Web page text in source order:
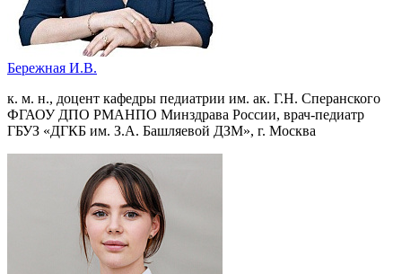
Бережная И.В.
к. м. н., доцент кафедры педиатрии им. ак. Г.Н. Сперанского
ФГАОУ ДПО РМАНПО Минздрава России, врач-педиатр
ГБУЗ «ДГКБ им. З.А. Башляевой ДЗМ», г. Москва